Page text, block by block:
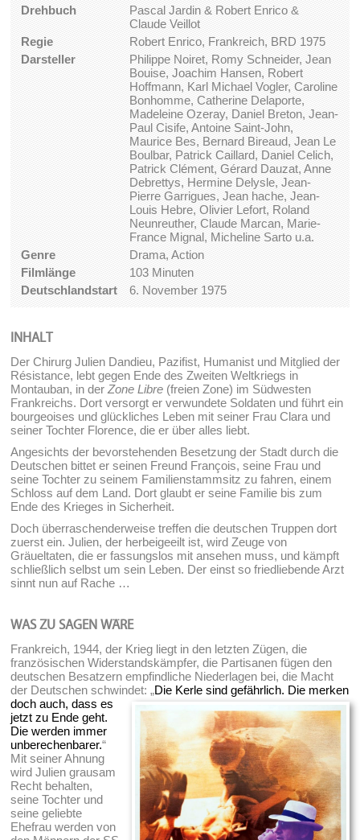
Drehbuch
Pascal Jardin & Robert Enrico &
Claude Veillot
Regie
Robert Enrico, Frankreich, BRD 1975
Darsteller
Philippe Noiret, Romy Schneider, Jean
Bouise, Joachim Hansen, Robert
Hoffmann, Karl Michael Vogler, Caroline
Bonhomme, Catherine Delaporte,
Madeleine Ozeray, Daniel Breton, Jean-
Paul Cisife, Antoine Saint-John,
Maurice Bes, Bernard Bireaud, Jean Le
Boulbar, Patrick Caillard, Daniel Celich,
Patrick Clément, Gérard Dauzat, Anne
Debrettys, Hermine Delysle, Jean-
Pierre Garrigues, Jean hache, Jean-
Louis Hebre, Olivier Lefort, Roland
Neunreuther, Claude Marcan, Marie-
France Mignal, Micheline Sarto u.a.
Genre
Drama, Action
Filmlänge
103 Minuten
Deutschlandstart
6. November 1975
INHALT
Der Chirurg Julien Dandieu, Pazifist, Humanist und Mitglied der
Résistance, lebt gegen Ende des Zweiten Weltkriegs in
Montauban, in derZone Libre (freien Zone) im Südwesten
Frankreichs. Dort versorgt er verwundete Soldaten und führt ein
bourgeoises und glückliches Leben mit seiner Frau Clara und
seiner Tochter Florence, die er über alles liebt.
Angesichts der bevorstehenden Besetzung der Stadt durch die
Deutschen bittet er seinen Freund François, seine Frau und
seine Tochter zu seinem Familienstammsitz zu fahren, einem
Schloss auf dem Land. Dort glaubt er seine Familie bis zum
Ende des Krieges in Sicherheit.
Doch überraschenderweise treffen die deutschen Truppen dort
zuerst ein. Julien, der herbeigeeilt ist, wird Zeuge von
Gräueltaten, die er fassungslos mit ansehen muss, und kämpft
schließlich selbst um sein Leben. Der einst so friedliebende Arzt
sinnt nun auf Rache …
WAS ZU SAGEN WÄRE
Frankreich, 1944, der Krieg liegt in den letzten Zügen, die
französischen Widerstandskämpfer, die Partisanen fügen den
deutschen Besatzern empfindliche Niederlagen bei, die Macht
der Deutschen schwindet:„Die Kerle sind gefährlich. Die merken
doch auch, dass es
jetzt zu Ende geht.
Die werden immer
unberechenbarer.“
Mit seiner Ahnung
wird Julien grausam
Recht behalten,
seine Tochter und
seine geliebte
Ehefrau werden von